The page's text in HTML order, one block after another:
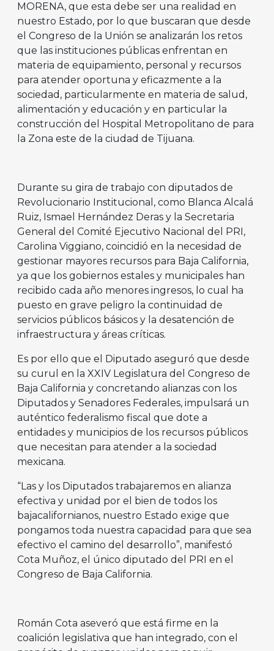
MORENA, que esta debe ser una realidad en
nuestro Estado, por lo que buscaran que desde
el Congreso de la Unión se analizarán los retos
que las instituciones públicas enfrentan en
materia de equipamiento, personal y recursos
para atender oportuna y eficazmente a la
sociedad, particularmente en materia de salud,
alimentación y educación y en particular la
construcción del Hospital Metropolitano de para
la Zona este de la ciudad de Tijuana.
Durante su gira de trabajo con diputados de
Revolucionario Institucional, como Blanca Alcalá
Ruiz, Ismael Hernández Deras y la Secretaria
General del Comité Ejecutivo Nacional del PRI,
Carolina Viggiano, coincidió en la necesidad de
gestionar mayores recursos para Baja California,
ya que los gobiernos estales y municipales han
recibido cada año menores ingresos, lo cual ha
puesto en grave peligro la continuidad de
servicios públicos básicos y la desatención de
infraestructura y áreas críticas.
Es por ello que el Diputado aseguró que desde
su curul en la XXIV Legislatura del Congreso de
Baja California y concretando alianzas con los
Diputados y Senadores Federales, impulsará un
auténtico federalismo fiscal que dote a
entidades y municipios de los recursos públicos
que necesitan para atender a la sociedad
mexicana.
“Las y los Diputados trabajaremos en alianza
efectiva y unidad por el bien de todos los
bajacalifornianos, nuestro Estado exige que
pongamos toda nuestra capacidad para que sea
efectivo el camino del desarrollo”, manifestó
Cota Muñoz, el único diputado del PRI en el
Congreso de Baja California.
Román Cota aseveró que está firme en la
coalición legislativa que han integrado, con el